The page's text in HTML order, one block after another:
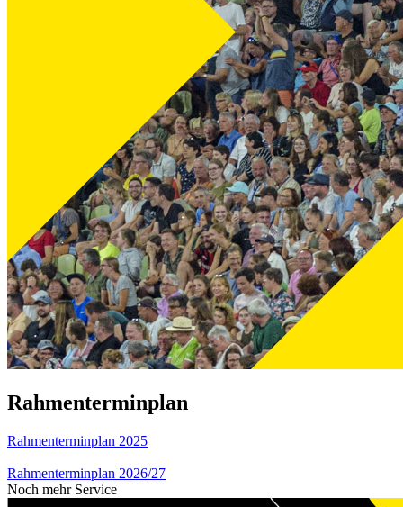
Rahmenterminplan
Rahmenterminplan 2025
Rahmenterminplan 2026/27
Noch mehr Service